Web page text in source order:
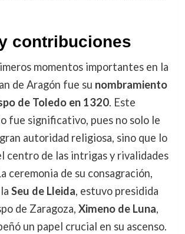
contribuciones
momentos importantes en la
de Aragón fue su nombramiento
de Toledo en 1320. Este
fue significativo, pues no solo le
autoridad religiosa, sino que lo
centro de las intrigas y rivalidades
ceremonia de su consagración,
Seu de Lleida, estuvo presidida
de Zaragoza, Ximeno de Luna,
un papel crucial en su ascenso.